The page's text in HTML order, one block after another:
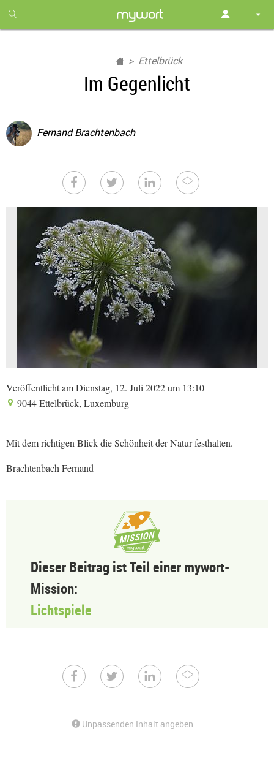
month
free
Ettelbrück
Im Gegenlicht
Fernand Brachtenbach
Veröffentlicht am Dienstag, 12. Juli 2022 um 13:10
9044 Ettelbrück, Luxemburg
Mit dem richtigen Blick die Schönheit der Natur festhalten.
Brachtenbach Fernand
Dieser Beitrag ist Teil einer mywort-
Mission:
Lichtspiele
Unpassenden Inhalt angeben